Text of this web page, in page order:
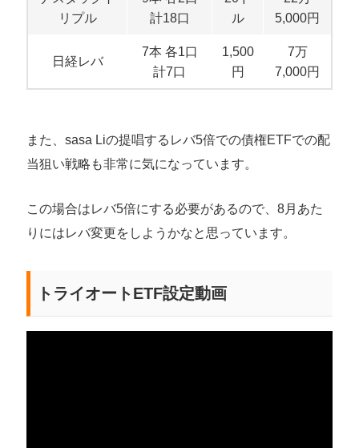
リプル
計18口
ル
5,000円
日経レバ
7本 各1口
計7口
1,500
円
7万
7,000円
また、sasa Liの提唱するレバ5倍での債権ETFでの配
当狙い戦略も非常に気になっています。
この場合はレバ5倍にする必要があるので、8月あた
りにはレバ変更をしようかなと思っています。
トライオートETF設定動画